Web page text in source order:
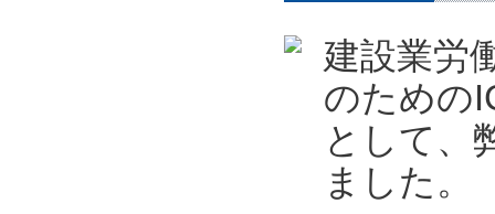
建設業労
のための
として、
ました。